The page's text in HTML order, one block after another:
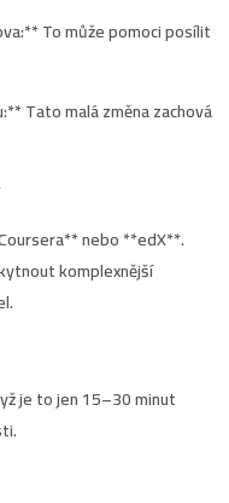
To může pomoci posílit
Tato malá změna zachová
nebo **edX**.
komplexnější
je to jen 15–30 minut